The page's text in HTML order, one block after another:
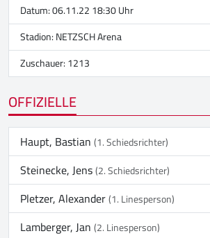
Datum: 06.11.22 18:30 Uhr
Stadion:NETZSCH Arena
Zuschauer: 1213
OFFIZIELLE
Haupt, Bastian(1. Schiedsrichter)
Steinecke, Jens(2. Schiedsrichter)
Pletzer, Alexander(1. Linesperson)
Lamberger, Jan(2. Linesperson)